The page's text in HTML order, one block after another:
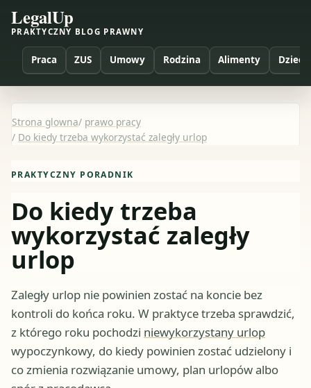
LegalUp
PRAKTYCZNY BLOG PRAWNY
Praca ZUS Umowy Rodzina Alimenty Dzieci
Strona glowna/ prawo pracy
/ Do kiedy trzeba wykorzystać zaległy urlop
PRAKTYCZNY PORADNIK
Do kiedy trzeba
wykorzystać zaległy
urlop
Zaległy urlop nie powinien zostać na koncie bez
kontroli do końca roku. W praktyce trzeba sprawdzić,
z którego roku pochodzi niewykorzystany urlop
wypoczynkowy, do kiedy powinien zostać udzielony i
co zmienia rozwiązanie umowy, plan urlopów albo